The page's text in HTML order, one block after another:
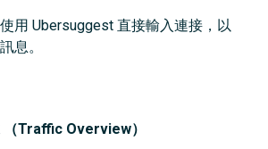
用 Ubersuggest 直接輸入連接，以
息。
Traffic Overview）